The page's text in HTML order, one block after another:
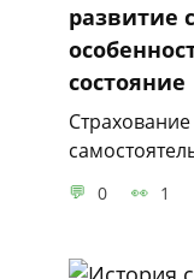
развитие
состояние
0 1